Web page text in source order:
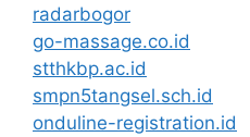
radarbogor
go-massage.co.id
stthkbp.ac.id
smpn5tangsel.sch.id
onduline-registration.id